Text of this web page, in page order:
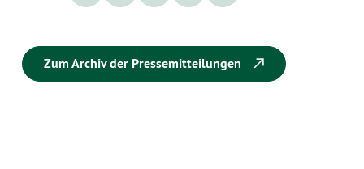
Zum Archiv der Pressemitteilungen